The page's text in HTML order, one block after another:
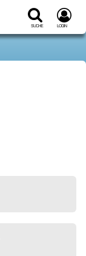
Suche Login